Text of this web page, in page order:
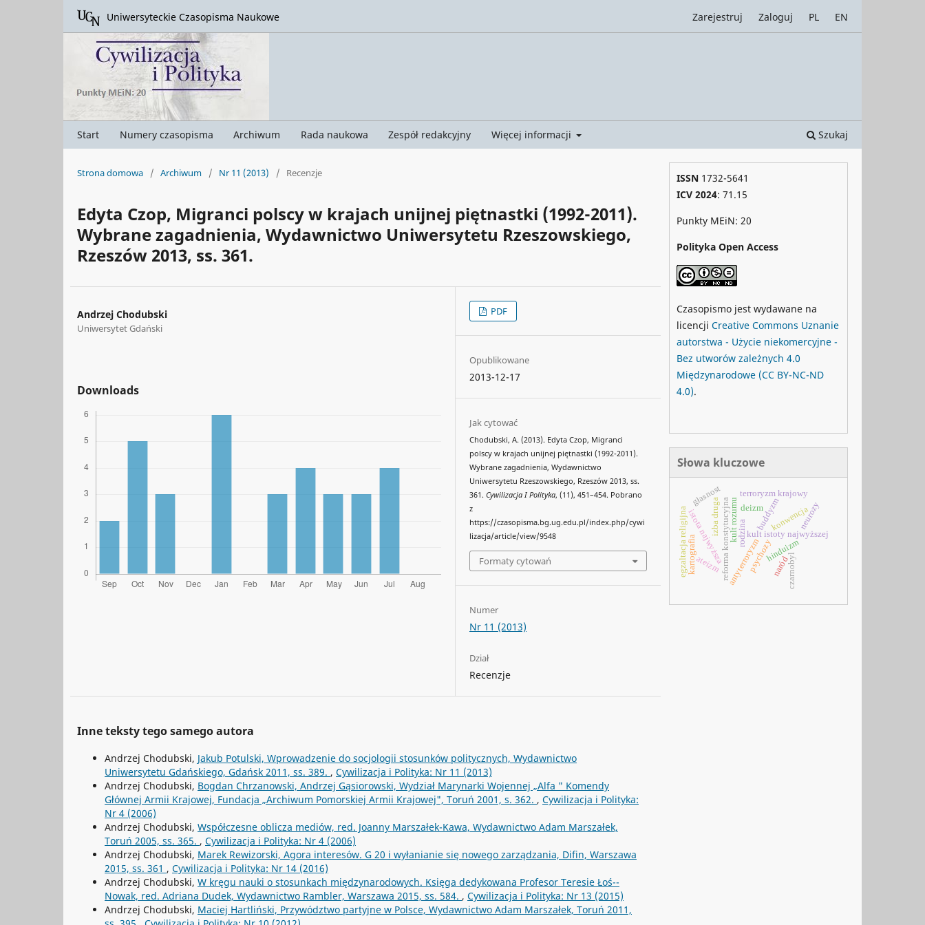
Start Numery czasopisma Archiwum Rada naukowa Zespół redakcyjny Więcej informacji Szukaj
Zarejestruj Zaloguj PL EN
Uniwersyteckie Czasopisma Naukowe
Strona domowa / Archiwum / Nr 11 (2013) / Recenzje
Edyta Czop, Migranci polscy w krajach unijnej piętnastki (1992-2011).
Wybrane zagadnienia, Wydawnictwo Uniwersytetu Rzeszowskiego,
Rzeszów 2013, ss. 361.
Andrzej Chodubski
Uniwersytet Gdański
Downloads
PDF
Opublikowane
2013-12-17
Jak cytować
Chodubski, A. (2013). Edyta Czop, Migranci
polscy w krajach unijnej piętnastki (1992-2011).
Wybrane zagadnienia, Wydawnictwo
Uniwersytetu Rzeszowskiego, Rzeszów 2013, ss.
361.Cywilizacja I Polityka, (11), 451–454. Pobrano
z
https://czasopisma.bg.ug.edu.pl/index.php/cywi
lizacja/article/view/9548
Formaty cytowań
Numer
Nr 11 (2013)
Dział
Recenzje
Inne teksty tego samego autora
Andrzej Chodubski, Jakub Potulski, Wprowadzenie do socjologii stosunków politycznych, Wydawnictwo
Uniwersytetu Gdańskiego, Gdańsk 2011, ss. 389. , Cywilizacja i Polityka: Nr 11 (2013)
Andrzej Chodubski, Bogdan Chrzanowski, Andrzej Gąsiorowski, Wydział Marynarki Wojennej „Alfa " Komendy
Głównej Armii Krajowej, Fundacja „Archiwum Pomorskiej Armii Krajowej", Toruń 2001, s. 362. , Cywilizacja i Polityka:
Nr 4 (2006)
Andrzej Chodubski, Współczesne oblicza mediów, red. Joanny Marszałek-Kawa, Wydawnictwo Adam Marszałek,
Toruń 2005, ss. 365. , Cywilizacja i Polityka: Nr 4 (2006)
Andrzej Chodubski, Marek Rewizorski, Agora interesów. G 20 i wyłanianie się nowego zarządzania, Difin, Warszawa
2015, ss. 361 , Cywilizacja i Polityka: Nr 14 (2016)
Andrzej Chodubski, W kręgu nauki o stosunkach międzynarodowych. Księga dedykowana Profesor Teresie Łoś--
Nowak, red. Adriana Dudek, Wydawnictwo Rambler, Warszawa 2015, ss. 584. , Cywilizacja i Polityka: Nr 13 (2015)
Andrzej Chodubski, Maciej Hartliński, Przywództwo partyjne w Polsce, Wydawnictwo Adam Marszałek, Toruń 2011,
ISSN 1732-5641
ICV 2024: 71.15
Punkty MEiN: 20
Polityka Open Access
Czasopismo jest wydawane na
licencji Creative Commons Uznanie
autorstwa - Użycie niekomercyjne -
Bez utworów zależnych 4.0
Międzynarodowe (CC BY-NC-ND
4.0).
Słowa kluczowe
rodzina
reforma konstytucyjna
istota najwyższa kult istoty najwyższej
kult rozumu
izba druga
hinduizm
buddyzm
terroryzm krajowy
antyterroryzm czarnobyl
konwencja
deizm
głasnost
egzaltacja religijna neurozy
psychozy
ateizm naród
kartografia